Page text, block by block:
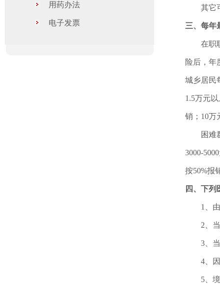
用药办法
电子发票
其它可
三、每年
在职职
险后，年
城乡居民
1.5万元
销；10万
困难群
3000-
按50%报
四、下列
1、由
2、当
3、当
4、因
5、境